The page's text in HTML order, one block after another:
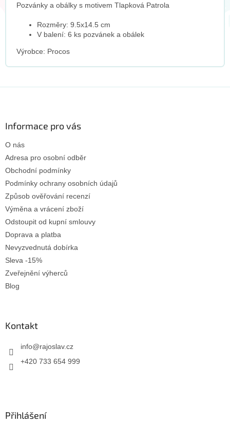
Pozvánky a obálky s motivem Tlapková Patrola
Rozměry: 9.5x14.5 cm
V balení: 6 ks pozvánek a obálek
Výrobce: Procos
Informace pro vás
O nás
Adresa pro osobní odběr
Obchodní podmínky
Podmínky ochrany osobních údajů
Způsob ověřování recenzí
Výměna a vrácení zboží
Odstoupit od kupní smlouvy
Doprava a platba
Nevyzvednutá dobírka
Sleva -15%
Zveřejnění výherců
Blog
Kontakt
info@rajoslav.cz
+420 733 654 999
Přihlášení